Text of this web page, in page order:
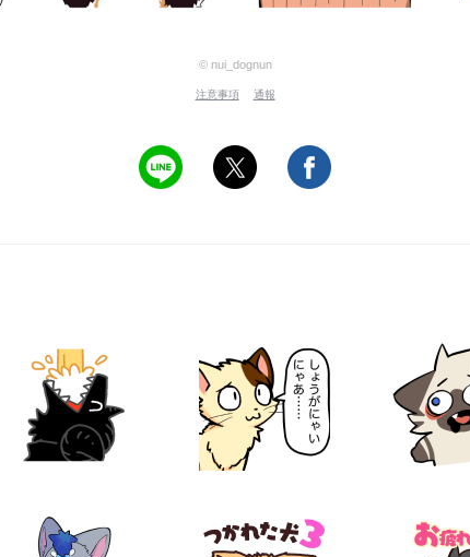
© nui_dognun
注意事項 通報